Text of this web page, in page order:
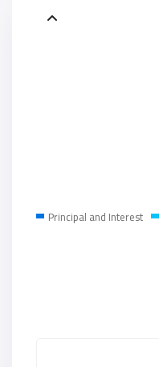
Principal and Interest